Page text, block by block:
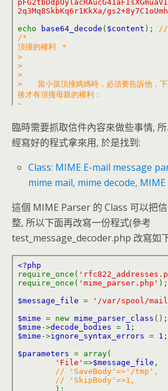
臨時需要抓取信件內容來做些事情,
經寫好的程式拿來用, 於是找到:
Class: MIME E-mail message
mime mail, mime decode, MIME
這個 MIME Parser 的 Class 可以把
整, 所以下面再改寫一份程式(參考
test_message_decoder.php 改寫如